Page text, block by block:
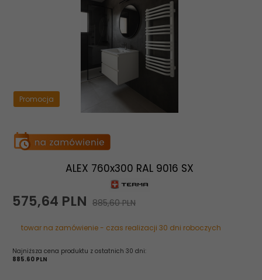
Promocja
ALEX 760x300 RAL 9016 SX
575,64 PLN 885,60 PLN
towar na zamówienie - czas realizacji 30 dni roboczych
Najniższa cena produktu z ostatnich 30 dni:
885.60 PLN